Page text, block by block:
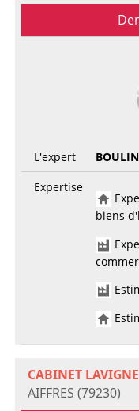
L'expert
Expertise
biens
CABINET LAVIGNE
AIFFRES (79230)